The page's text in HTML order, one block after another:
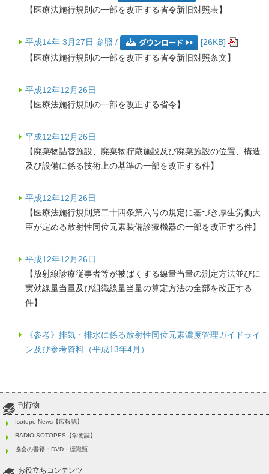
【医療法施行規則の一部を改正する省令新旧対照表】
平成14年 3月27日 参照 /
[26KB]
【医療法施行規則の一部を改正する省令新旧対照条文】
平成12年12月26日
【医療法施行規則の一部を改正する省令】
平成12年12月26日
【廃棄物詰替施設、廃棄物貯蔵施設及び廃棄施設の位置、構造
及び設備に係る技術上の基準の一部を改正する件】
平成12年12月26日
【医療法施行規則第二十四条第六号の規定に基づき厚生労働大
臣が定める放射性同位元素装備診療機器の一部を改正する件】
平成12年12月26日
【放射線診療従事者等が被ばくする線量当量の測定方法並びに
実効線量当量及び組織線量当量の算定方法の全部を改正する
件】
《参考》排気・排水に係る放射性同位元素濃度管理ガイドライ
ン及び参考資料（平成13年4月）
刊行物
Isotope News【広報誌】
RADIOISOTOPES【学術誌】
協会の書籍・DVD・標識類
お役立ちコンテンツ